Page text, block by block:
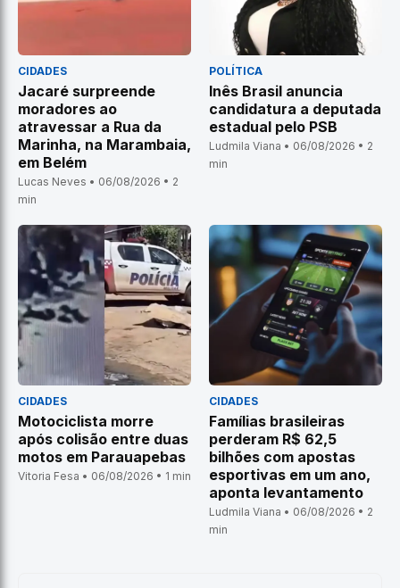
CIDADES
Jacaré surpreende
moradores ao
atravessar a Rua da
Marinha, na Marambaia,
em Belém
Lucas Neves • 06/08/2026 • 2
min
POLÍTICA
Inês Brasil anuncia
candidatura a deputada
estadual pelo PSB
Ludmila Viana • 06/08/2026 • 2
min
CIDADES
Motociclista morre
após colisão entre duas
motos em Parauapebas
Vitoria Fesa • 06/08/2026 • 1 min
CIDADES
Famílias brasileiras
perderam R$ 62,5
bilhões com apostas
esportivas em um ano,
aponta levantamento
Ludmila Viana • 06/08/2026 • 2
min